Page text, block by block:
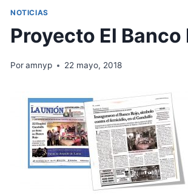
NOTICIAS
Proyecto El Banco
Poramnyp 22 mayo, 2018